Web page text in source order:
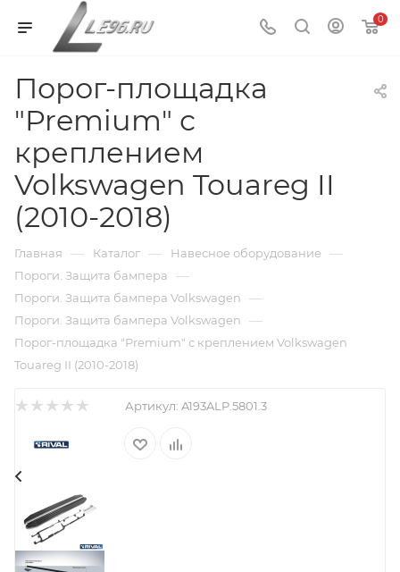
0
Порог-площадка
"Premium" с
креплением
Volkswagen Touareg II
(2010-2018)
Главная — Каталог — Навесное оборудование —
Пороги. Защита бампера —
Пороги. Защита бампера Volkswagen —
Пороги. Защита бампера Volkswagen —
Порог-площадка "Premium" с креплением Volkswagen
Touareg II (2010-2018)
Артикул: A193ALP.5801.3